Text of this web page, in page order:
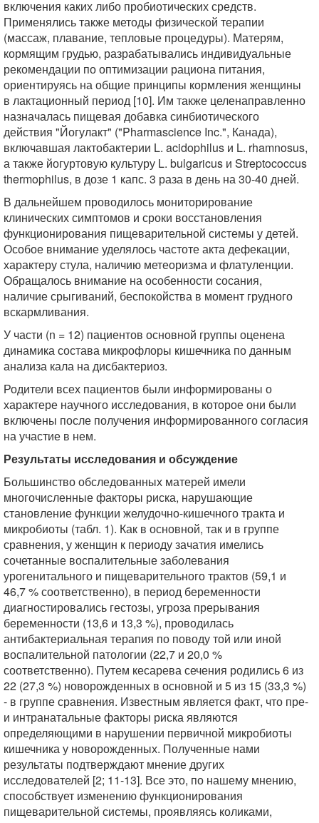
включения каких либо пробиотических средств.
Применялись также методы физической терапии
(массаж, плавание, тепловые процедуры). Матерям,
кормящим грудью, разрабатывались индивидуальные
рекомендации по оптимизации рациона питания,
ориентируясь на общие принципы кормления женщины
в лактационный период [10]. Им также целенаправленно
назначалась пищевая добавка синбиотического
действия "Йогулакт" ("Pharmascience Inc.", Канада),
включавшая лактобактерии L. acidophilus и L. rhamnosus,
а также йогуртовую культуру L. bulgaricus и Streptococcus
thermophilus, в дозе 1 капс. 3 раза в день на 30-40 дней.
В дальнейшем проводилось мониторирование
клинических симптомов и сроки восстановления
функционирования пищеварительной системы у детей.
Особое внимание уделялось частоте акта дефекации,
характеру стула, наличию метеоризма и флатуленции.
Обращалось внимание на особенности сосания,
наличие срыгиваний, беспокойства в момент грудного
вскармливания.
У части (n = 12) пациентов основной группы оценена
динамика состава микрофлоры кишечника по данным
анализа кала на дисбактериоз.
Родители всех пациентов были информированы о
характере научного исследования, в которое они были
включены после получения информированного согласия
на участие в нем.
Результаты исследования и обсуждение
Большинство обследованных матерей имели
многочисленные факторы риска, нарушающие
становление функции желудочно-кишечного тракта и
микробиоты (табл. 1). Как в основной, так и в группе
сравнения, у женщин к периоду зачатия имелись
сочетанные воспалительные заболевания
урогенитального и пищеварительного трактов (59,1 и
46,7 % соответственно), в период беременности
диагностировались гестозы, угроза прерывания
беременности (13,6 и 13,3 %), проводилась
антибактериальная терапия по поводу той или иной
воспалительной патологии (22,7 и 20,0 %
соответственно). Путем кесарева сечения родились 6 из
22 (27,3 %) новорожденных в основной и 5 из 15 (33,3 %)
- в группе сравнения. Известным является факт, что пре-
и интранатальные факторы риска являются
определяющими в нарушении первичной микробиоты
кишечника у новорожденных. Полученные нами
результаты подтверждают мнение других
исследователей [2; 11-13]. Все это, по нашему мнению,
способствует изменению функционирования
пищеварительной системы, проявляясь коликами,